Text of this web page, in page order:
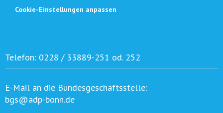
Cookie-Einstellungen anpassen
Telefon: 0228 / 33889-251 od. 252
E-Mail an die Bundesgeschäftsstelle:
bgs@adp-bonn.de